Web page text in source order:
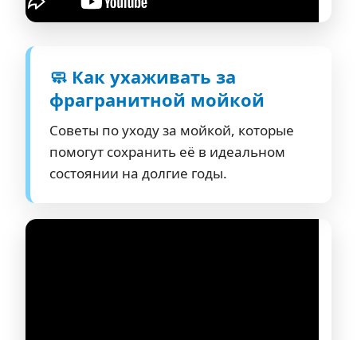
🧼 Как ухаживать за
фрагранитной мойкой
Советы по уходу за мойкой, которые
помогут сохранить её в идеальном
состоянии на долгие годы.